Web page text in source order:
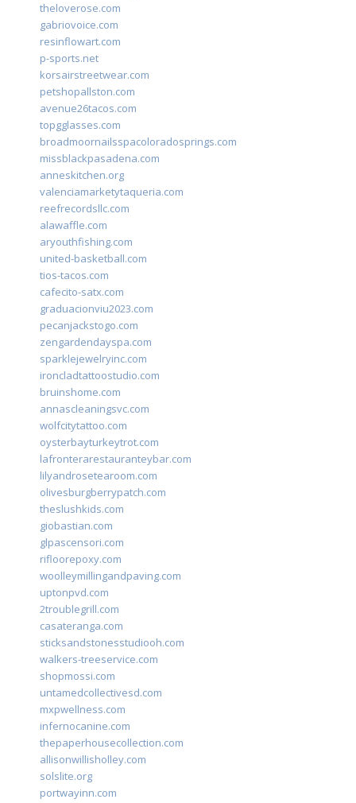
theloverose.com
gabriovoice.com
resinflowart.com
p-sports.net
korsairstreetwear.com
petshopallston.com
avenue26tacos.com
topgglasses.com
broadmoornailsspacoloradosprings.com
missblackpasadena.com
anneskitchen.org
valenciamarketytaqueria.com
reefrecordsllc.com
alawaffle.com
aryouthfishing.com
united-basketball.com
tios-tacos.com
cafecito-satx.com
graduacionviu2023.com
pecanjackstogo.com
zengardendayspa.com
sparklejewelryinc.com
ironcladtattoostudio.com
bruinshome.com
annascleaningsvc.com
wolfcitytattoo.com
oysterbayturkeytrot.com
lafronterarestauranteybar.com
lilyandrosetearoom.com
olivesburgberrypatch.com
theslushkids.com
giobastian.com
glpascensori.com
rifloorepoxy.com
woolleymillingandpaving.com
uptonpvd.com
2troublegrill.com
casateranga.com
sticksandstonesstudiooh.com
walkers-treeservice.com
shopmossi.com
untamedcollectivesd.com
mxpwellness.com
infernocanine.com
thepaperhousecollection.com
allisonwillisholley.com
solslite.org
portwayinn.com